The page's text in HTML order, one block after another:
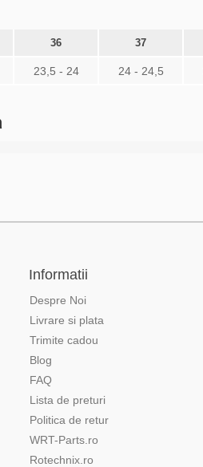
36 37
23,5 - 24 24 - 24,5
Informatii
Despre Noi
Livrare si plata
Trimite cadou
Blog
FAQ
Lista de preturi
Politica de retur
WRT-Parts.ro
Rotechnix.ro